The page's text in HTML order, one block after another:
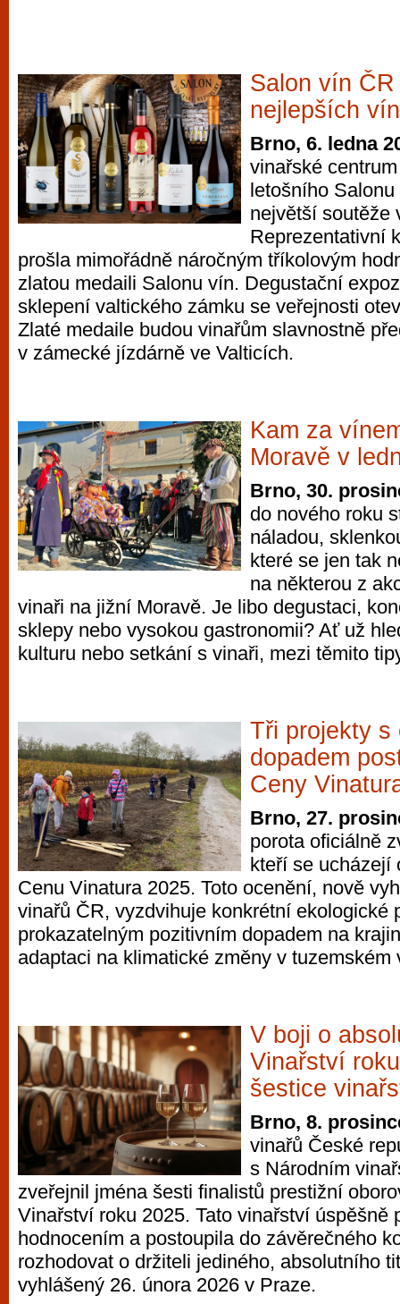
Salon vín
nejlepších
Brno, 6. ledna
vinařské
letošního
největší soutěže
Reprezentativní
prošla mimořádně náročným tříkolovým
zlatou medaili Salonu vín. Degustační
sklepení valtického zámku se veřejnosti
Zlaté medaile budou vinařům slavnostně
v zámecké jízdárně ve Valticích.
Kam za
Moravě v
Brno, 30.
do nového roku
náladou,
které se jen tak
na některou z
vinaři na jižní Moravě. Je libo degustaci,
sklepy nebo vysokou gastronomii? Ať už
kulturu nebo setkání s vinaři, mezi těmito
Tři projekty s
dopadem
Ceny
Brno, 27.
porota oficiálně
kteří se ucházejí
Cenu Vinatura 2025. Toto ocenění, nově
vinařů ČR, vyzdvihuje konkrétní ekologické
prokazatelným pozitivním dopadem na
adaptaci na klimatické změny v tuzemském
V boji o
Vinařství
šestice
Brno, 8.
vinařů České
s Národním
zveřejnil jména šesti finalistů prestižní
Vinařství roku 2025. Tato vinařství úspěšně
hodnocením a postoupila do závěrečného
rozhodovat o držiteli jediného, absolutního
vyhlášený 26. února 2026 v Praze.